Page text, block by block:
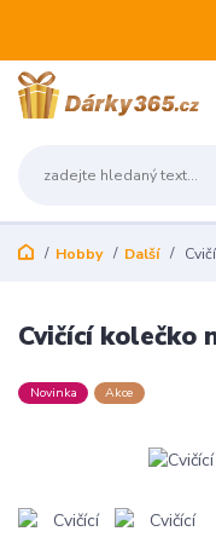
Hobby Další
Cvičící kolečko
Novinka Akce